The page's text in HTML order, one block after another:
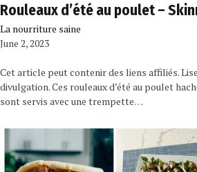
Rouleaux d’été au poulet –
La nourriture saine
June 2, 2023
Cet article peut contenir des liens affiliés.
divulgation. Ces rouleaux d’été au poulet
sont servis avec une trempette…